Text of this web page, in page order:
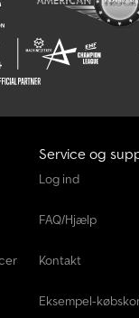
Service og
Log ind
FAQ/Hjælp
Kontakt
Eksempel-